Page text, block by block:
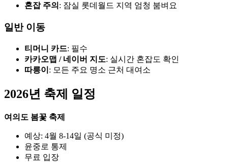
혼잡 주의 : 잠실 롯데월드 지역 엄청 붐벼요
일반 이동
티머니 카드: 필수
카카오맵 / 네이버 지도: 실시간 혼잡도 확인
따릉이 : 모든 주요 명소 근처 대여소
2026년 축제 일정
여의도 봄꽃 축제
예상: 4월 8-14일 (공식 미정)
윤중로 통제
무료 입장